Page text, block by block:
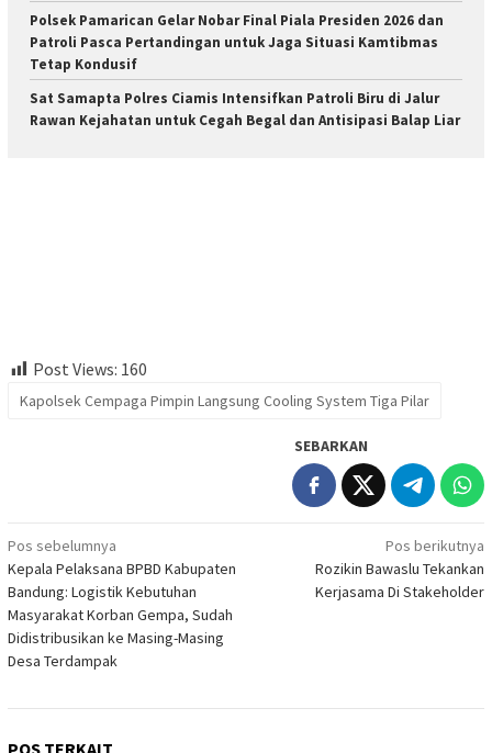
Polsek Pamarican Gelar Nobar Final Piala Presiden 2026 dan
Patroli Pasca Pertandingan untuk Jaga Situasi Kamtibmas
Tetap Kondusif
Sat Samapta Polres Ciamis Intensifkan Patroli Biru di Jalur
Rawan Kejahatan untuk Cegah Begal dan Antisipasi Balap Liar
Post Views: 160
Kapolsek Cempaga Pimpin Langsung Cooling System Tiga Pilar
SEBARKAN
Navigasi
pos
Pos sebelumnya
Kepala Pelaksana BPBD Kabupaten
Bandung: Logistik Kebutuhan
Masyarakat Korban Gempa, Sudah
Didistribusikan ke Masing-Masing
Desa Terdampak
Pos berikutnya
Rozikin Bawaslu Tekankan
Kerjasama Di Stakeholder